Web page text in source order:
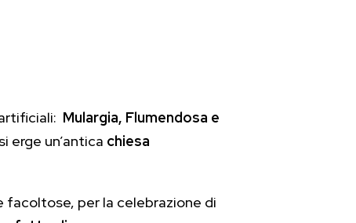
Mulargia, Flumendosa e
erge un’antica chiesa
per la celebrazione di